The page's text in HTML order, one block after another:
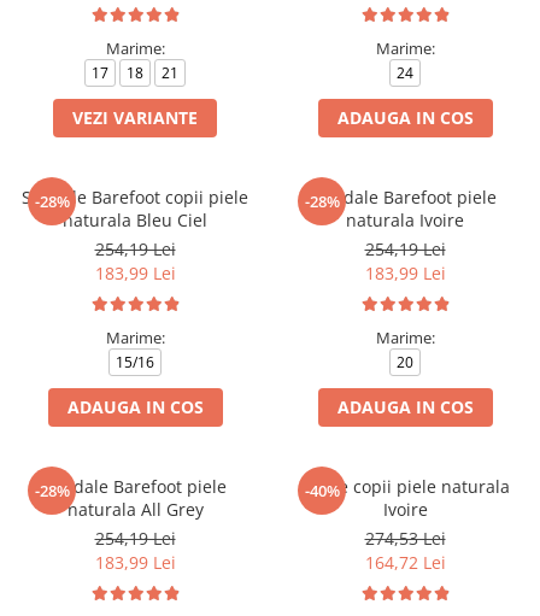
Marime:
17 18 21
VEZI VARIANTE
Marime:
24
ADAUGA IN COS
-28%
Sandale Barefoot copii piele
naturala Bleu Ciel
254,19 Lei
183,99 Lei
Marime:
15/16
ADAUGA IN COS
-28%
Sandale Barefoot piele
naturala Ivoire
254,19 Lei
183,99 Lei
Marime:
20
ADAUGA IN COS
-28%
Sandale Barefoot piele
naturala All Grey
254,19 Lei
183,99 Lei
-40%
Ghete copii piele naturala
Ivoire
274,53 Lei
164,72 Lei